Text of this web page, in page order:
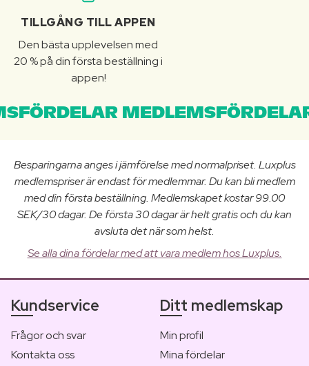
TILLGÅNG TILL APPEN
Den bästa upplevelsen med
20 % på din första beställning i
appen!
Besparingarna anges i jämförelse med normalpriset. Luxplus
medlemspriser är endast för medlemmar. Du kan bli medlem
med din första beställning. Medlemskapet kostar 99.00
SEK/30 dagar. De första 30 dagar är helt gratis och du kan
avsluta det när som helst.
Se alla dina fördelar med att vara medlem hos Luxplus.
Kundservice
Frågor och svar
Kontakta oss
Ditt medlemskap
Min profil
Mina fördelar